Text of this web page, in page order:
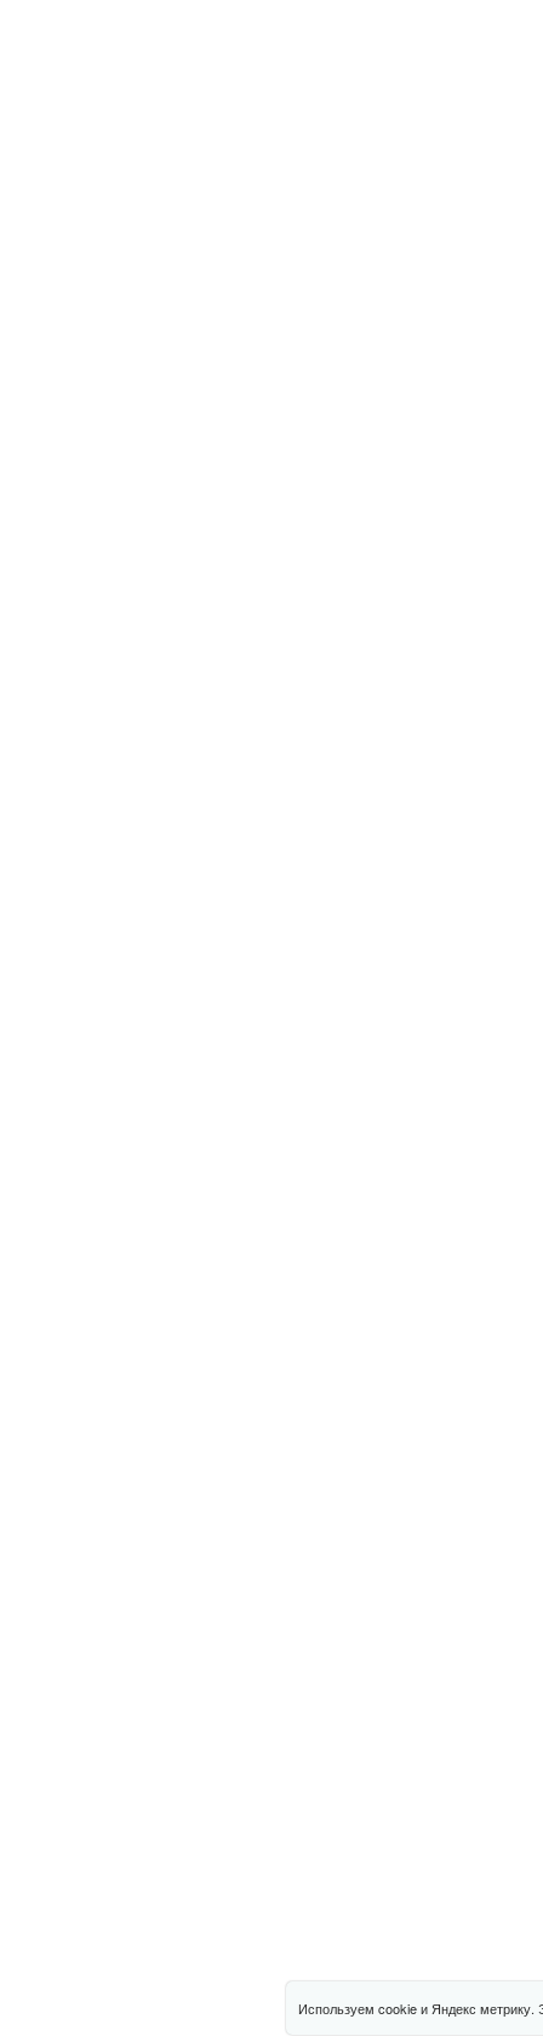
Используем cookie и Яндекс метрику.